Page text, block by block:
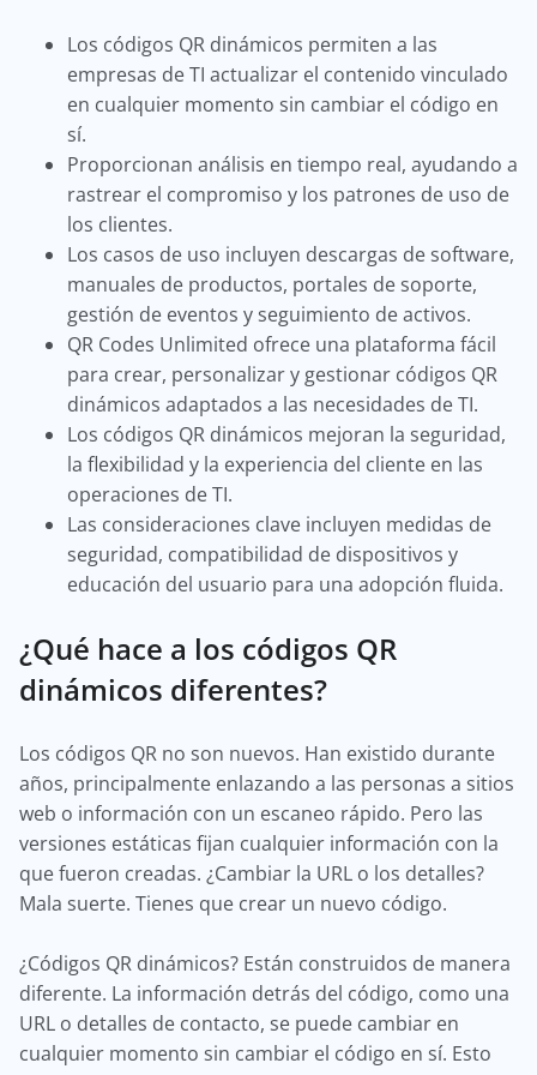
Los códigos QR dinámicos permiten a las
empresas de TI actualizar el contenido vinculado
en cualquier momento sin cambiar el código en
sí.
Proporcionan análisis en tiempo real, ayudando a
rastrear el compromiso y los patrones de uso de
los clientes.
Los casos de uso incluyen descargas de software,
manuales de productos, portales de soporte,
gestión de eventos y seguimiento de activos.
QR Codes Unlimited ofrece una plataforma fácil
para crear, personalizar y gestionar códigos QR
dinámicos adaptados a las necesidades de TI.
Los códigos QR dinámicos mejoran la seguridad,
la flexibilidad y la experiencia del cliente en las
operaciones de TI.
Las consideraciones clave incluyen medidas de
seguridad, compatibilidad de dispositivos y
educación del usuario para una adopción fluida.
¿Qué hace a los códigos QR
dinámicos diferentes?
Los códigos QR no son nuevos. Han existido durante
años, principalmente enlazando a las personas a sitios
web o información con un escaneo rápido. Pero las
versiones estáticas fijan cualquier información con la
que fueron creadas. ¿Cambiar la URL o los detalles?
Mala suerte. Tienes que crear un nuevo código.
¿Códigos QR dinámicos? Están construidos de manera
diferente. La información detrás del código, como una
URL o detalles de contacto, se puede cambiar en
cualquier momento sin cambiar el código en sí. Esto